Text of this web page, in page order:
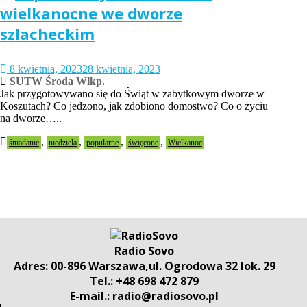
wielkanocne we dworze
szlacheckim
8 kwietnia, 202328 kwietnia, 2023
SUTW Środa Wlkp.
Jak przygotowywano się do Świąt w zabytkowym dworze w
Koszutach? Co jedzono, jak zdobiono domostwo? Co o życiu
na dworze…..
śniadanie , niedziela , popularne , święcone , Wielkanoc
Radio Sovo
Adres: 00-896 Warszawa,ul. Ogrodowa 32 lok. 29
Tel.: +48 698 472 879
E-mail.: radio@radiosovo.pl